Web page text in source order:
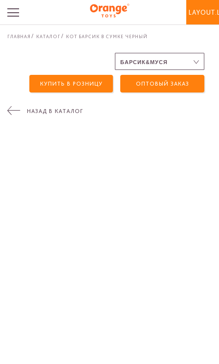
ГЛАВНАЯ КАТАЛОГ КОТ БАРСИК В СУМКЕ ЧЕРНЫЙ
ОПТОВЫЙ ЗАКАЗ
КУПИТЬ В РОЗНИЦУ
НАЗАД В КАТАЛОГ